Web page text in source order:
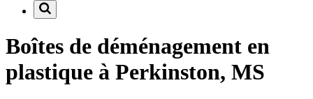
Boîtes de déménagement en
plastique à Perkinston, MS